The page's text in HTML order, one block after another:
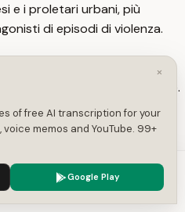
e i proletari urbani, più
di episodi di violenza.
gambe camminano insieme.
salva la stessa Assemblea
×
of free AI transcription for your
memos and YouTube. 99+
Google Play